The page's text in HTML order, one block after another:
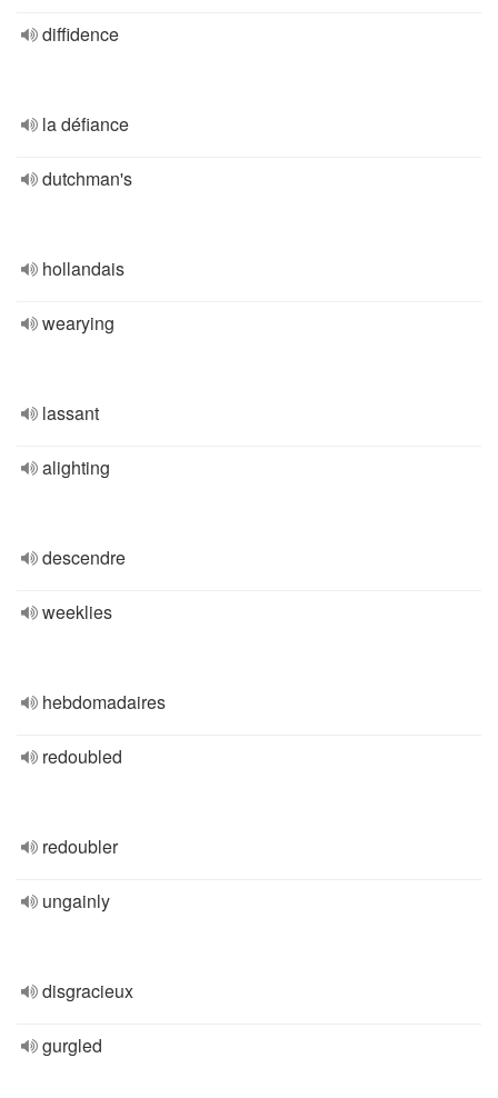
diffidence
la défiance
dutchman's
hollandais
wearying
lassant
alighting
descendre
weeklies
hebdomadaires
redoubled
redoubler
ungainly
disgracieux
gurgled